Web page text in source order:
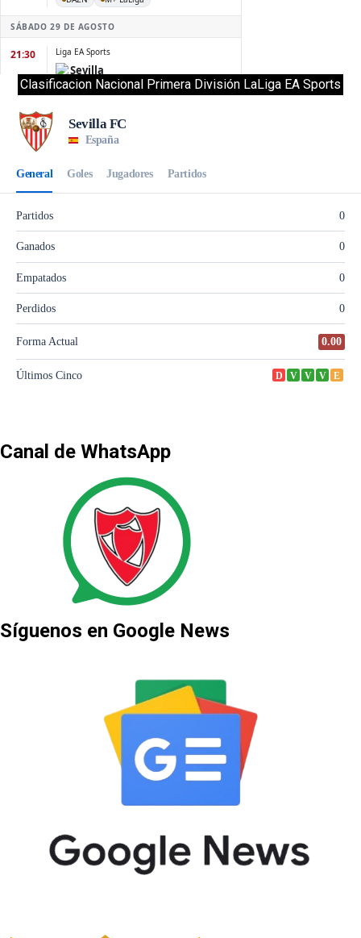
Clasificacion Nacional Primera División LaLiga EA Sports
Canal de WhatsApp
Síguenos en Google News